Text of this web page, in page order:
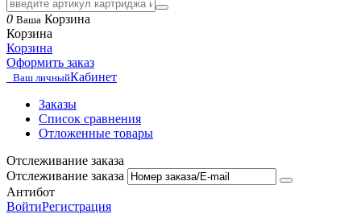
0 Ваша Корзина
Корзина
Корзина
Оформить заказ
Ваш личныйКабинет
Заказы
Список сравнения
Отложенные товары
Отслеживание заказа
Отслеживание заказа
Антибот
ВойтиРегистрация